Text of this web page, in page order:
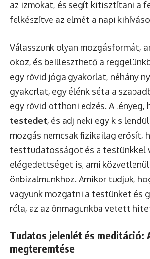
az izmokat, és segít kitisztítani a
felkészítve az elmét a napi
Válasszunk olyan mozgásformát,
okoz, és beilleszthető a
egy rövid jóga gyakorlat, néhány
gyakorlat, egy élénk séta a
egy rövid otthoni edzés. A lényeg,
testedet, és adj neki egy kis
mozgás nemcsak fizikailag erősít,
testtudatosságot és a testünkkel
elégedettséget is, ami közvetlenül
önbizalmunkhoz. Amikor tudjuk,
vagyunk mozgatni a testünket és
róla, az az önmagunkba vetett
Tudatos jelenlét és meditáció:
megteremtése